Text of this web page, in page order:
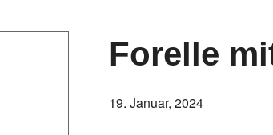
Forelle
19. Januar, 2024